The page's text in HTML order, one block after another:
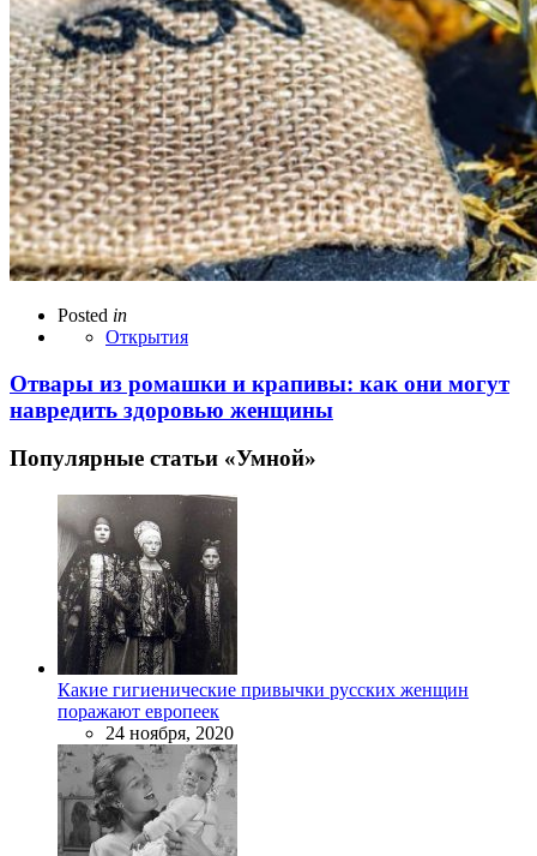
Posted in
Открытия
Отвары из ромашки и крапивы: как они могут
навредить здоровью женщины
Популярные статьи «Умной»
Какие гигиенические привычки русских женщин
поражают европеек
24 ноября, 2020